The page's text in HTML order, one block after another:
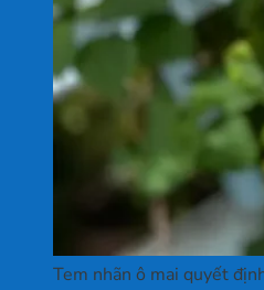
Tem nhãn ô mai quyết